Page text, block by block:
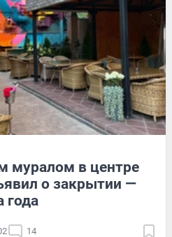
муралом в центре
о закрытии —
года
14